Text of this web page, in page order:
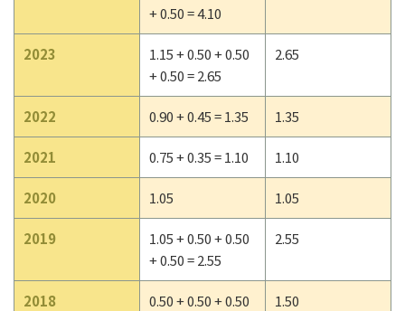
+ 0.50 = 4.10
2023
1.15 + 0.50 + 0.50
+ 0.50 = 2.65
2.65
2022 0.90 + 0.45 = 1.35 1.35
2021 0.75 + 0.35 = 1.10 1.10
2020 1.05 1.05
2019
1.05 + 0.50 + 0.50
+ 0.50 = 2.55
2.55
2018
0.50 + 0.50 + 0.50
1.50